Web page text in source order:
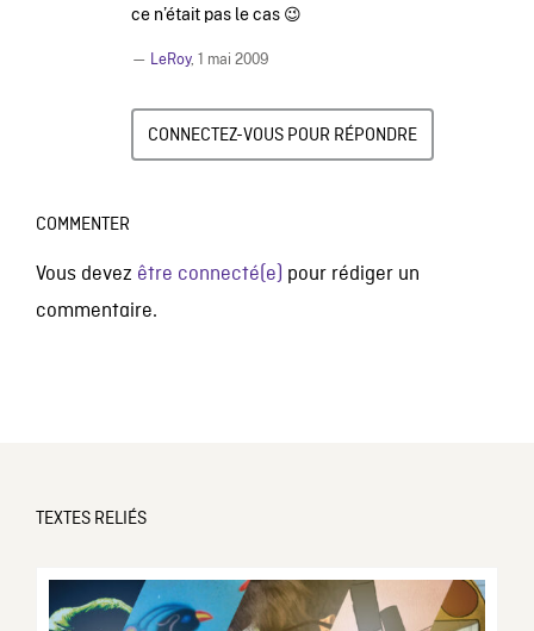
ce n’était pas le cas 😉
— LeRoy, 1 mai 2009
CONNECTEZ-VOUS POUR RÉPONDRE
COMMENTER
Vous devez être connecté(e) pour rédiger un
commentaire.
TEXTES RELIÉS